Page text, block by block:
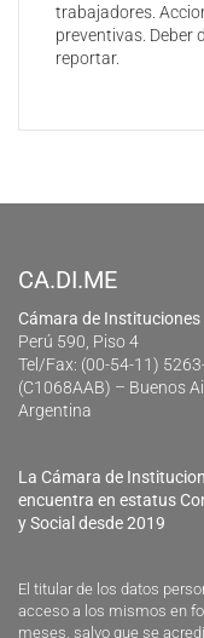
trabajadores.
preventivas. Deber
reportar.
CA.DI.ME
Cámara de
Perú 590, Piso 4
Tel/Fax: (00-54-11)
(C1068AAB) – Buenos
Argentina
La Cámara de
encuentra en estatus
y Social desde 2019
El titular de los datos
acceso a los mismos en
meses, salvo que se